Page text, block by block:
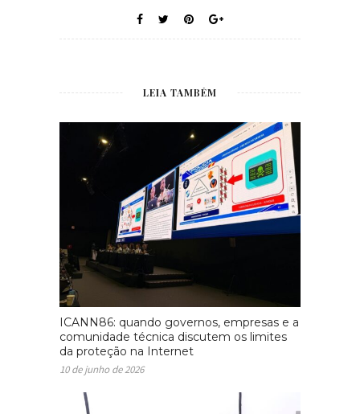
LEIA TAMBÉM
ICANN86: quando governos, empresas e a
comunidade técnica discutem os limites
da proteção na Internet
10 de junho de 2026